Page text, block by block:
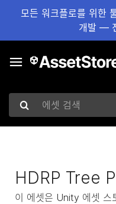
모든 워크플로를 위한
개발 —
에셋 검색
HDRP Tree
이 에셋은 Unity 에셋 스